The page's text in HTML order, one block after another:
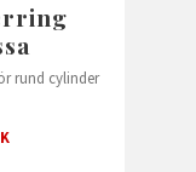
rund cylinder